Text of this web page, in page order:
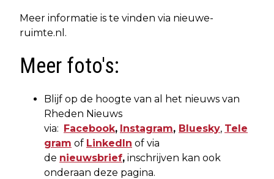
Meer informatie is te vinden via nieuwe-
ruimte.nl.
Meer foto's:
Blijf op de hoogte van al het nieuws van
Rheden Nieuws
via: Facebook, Instagram, Bluesky, Tele
gram of LinkedIn of via
de nieuwsbrief, inschrijven kan ook
onderaan deze pagina.